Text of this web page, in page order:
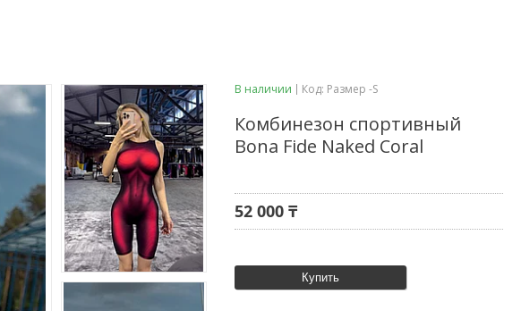
В наличии Код: Размер -S
Комбинезон спортивный
Bona Fide Naked Coral
52 000 ₸
Купить